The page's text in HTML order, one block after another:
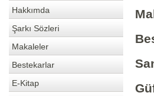
Hakkımda
Şarkı Sözleri
Makaleler
Bestekarlar
E-Kitap